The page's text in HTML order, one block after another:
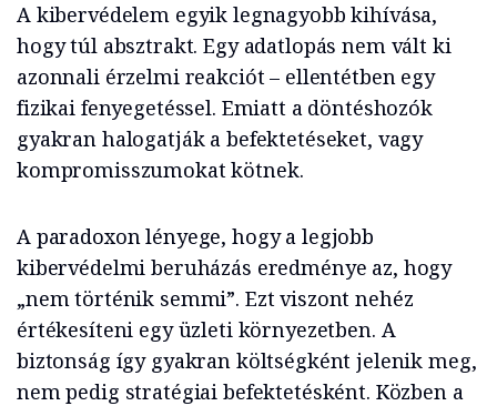
A kibervédelem egyik legnagyobb kihívása,
hogy túl absztrakt. Egy adatlopás nem vált ki
azonnali érzelmi reakciót – ellentétben egy
fizikai fenyegetéssel. Emiatt a döntéshozók
gyakran halogatják a befektetéseket, vagy
kompromisszumokat kötnek.
A paradoxon lényege, hogy a legjobb
kibervédelmi beruházás eredménye az, hogy
„nem történik semmi”. Ezt viszont nehéz
értékesíteni egy üzleti környezetben. A
biztonság így gyakran költségként jelenik meg,
nem pedig stratégiai befektetésként. Közben a